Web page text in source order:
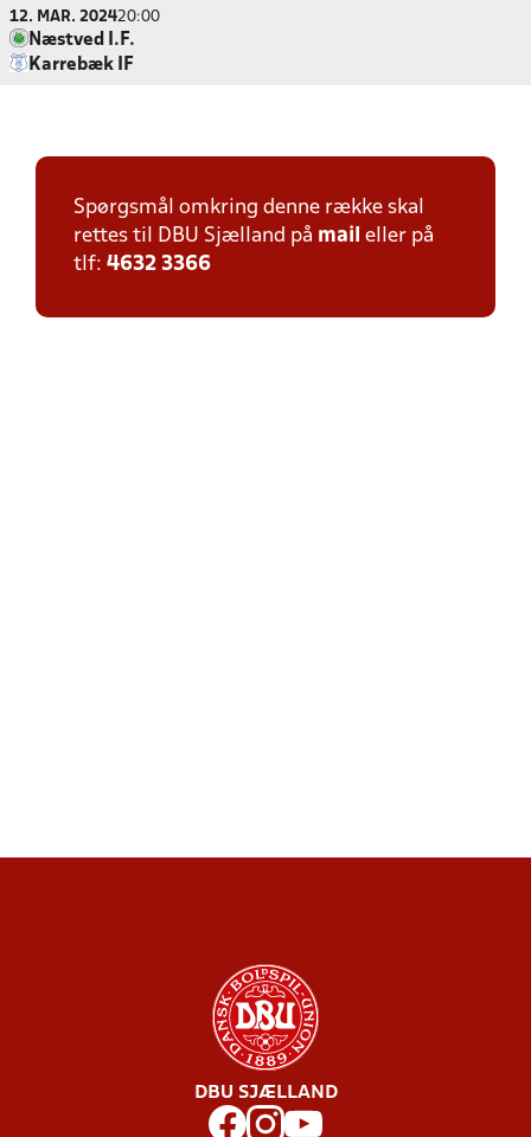
12. MAR. 202420:00
Næstved I.F.
Karrebæk IF
Spørgsmål omkring denne række skal
rettes til DBU Sjælland på mail eller på
tlf: 4632 3366
DBU SJÆLLAND